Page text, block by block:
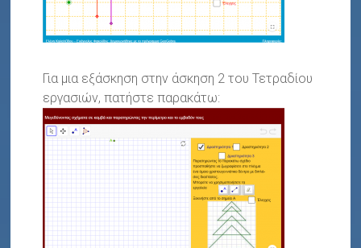
Για μια εξάσκηση στην άσκηση 2 του Τετραδίου
εργασιών, πατήστε παρακάτω: